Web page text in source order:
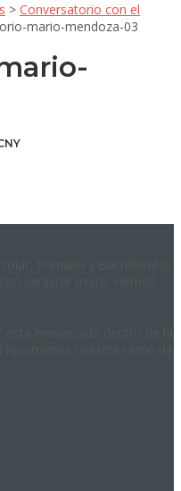
> Conversatorio con el
mario-mendoza-03